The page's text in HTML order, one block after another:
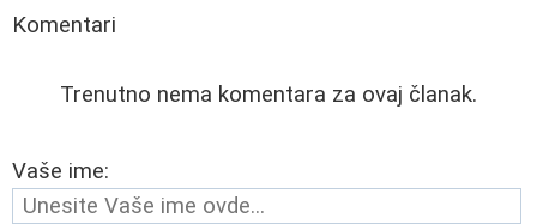
Komentari
Trenutno nema komentara za ovaj članak.
Vaše ime: